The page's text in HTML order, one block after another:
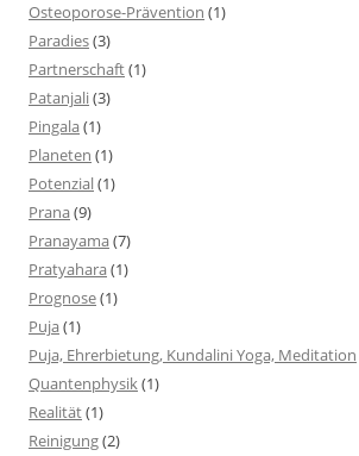
Osteoporose-Prävention (1)
Paradies(3)
Partnerschaft(1)
Patanjali(3)
Pingala(1)
Planeten (1)
Potenzial(1)
Prana(9)
Pranayama(7)
Pratyahara(1)
Prognose(1)
Puja(1)
Puja, Ehrerbietung, Kundalini Yoga, Meditation
Quantenphysik(1)
Realität(1)
Reinigung(2)